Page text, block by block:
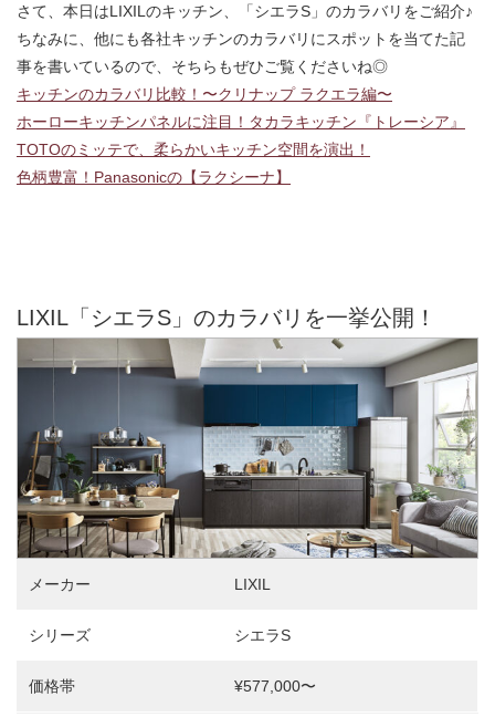
さて、本日はLIXILのキッチン、「シエラS」のカラバリをご紹介♪
ちなみに、他にも各社キッチンのカラバリにスポットを当てた記
事を書いているので、そちらもぜひご覧くださいね◎
キッチンのカラバリ比較！〜クリナップ ラクエラ編〜
ホーローキッチンパネルに注目！タカラキッチン『トレーシア』
TOTOのミッテで、柔らかいキッチン空間を演出！
色柄豊富！Panasonicの【ラクシーナ】
LIXIL「シエラS」のカラバリを一挙公開！
メーカー LIXIL
シリーズ シエラS
価格帯 ¥577,000〜